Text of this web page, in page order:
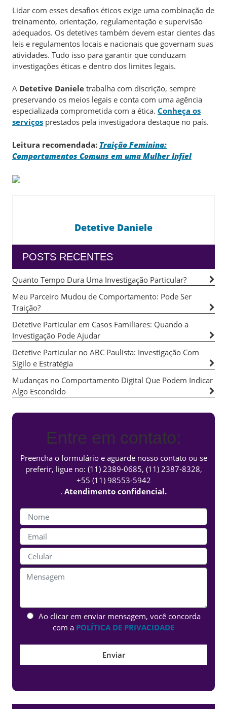
Lidar com esses desafios éticos exige uma combinação de
treinamento, orientação, regulamentação e supervisão
adequados. Os detetives também devem estar cientes das
leis e regulamentos locais e nacionais que governam suas
atividades. Tudo isso para garantir que conduzam
investigações éticas e dentro dos limites legais.
A Detetive Daniele trabalha com discrição, sempre
preservando os meios legais e conta com uma agência
especializada comprometida com a ética. Conheça os
serviços prestados pela investigadora destaque no país.
Leitura recomendada: Traição Feminina:
Comportamentos Comuns em uma Mulher Infiel
Detetive Daniele
POSTS RECENTES
Quanto Tempo Dura Uma Investigação Particular?
Meu Parceiro Mudou de Comportamento: Pode Ser
Traição?
Detetive Particular em Casos Familiares: Quando a
Investigação Pode Ajudar
Detetive Particular no ABC Paulista: Investigação Com
Sigilo e Estratégia
Mudanças no Comportamento Digital Que Podem Indicar
Algo Escondido
Entre em contato:
Preencha o formulário e aguarde nosso contato ou se
preferir, ligue no: (11) 2389-0685, (11) 2387-8328,
+55 (11) 98553-5942
. Atendimento confidencial.
Ao clicar em enviar mensagem, você concorda
com a POLÍTICA DE PRIVACIDADE